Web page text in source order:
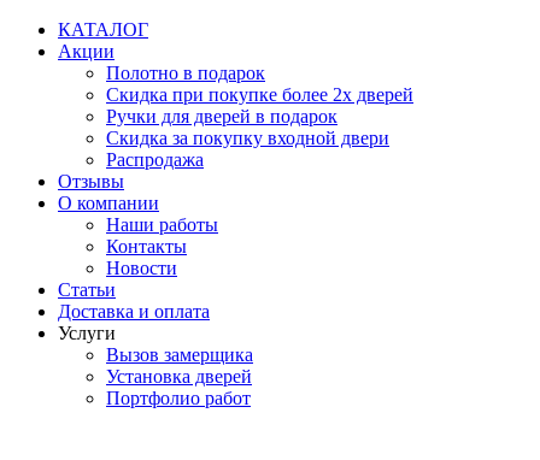
Перейти
содержимому
КАТАЛОГ
Акции
Полотно в подарок
Скидка при покупке более 2х дверей
Ручки для дверей в подарок
Скидка за покупку входной двери
Распродажа
Отзывы
О компании
Наши работы
Контакты
Новости
Статьи
Доставка и оплата
Услуги
Вызов замерщика
Установка дверей
Портфолио работ